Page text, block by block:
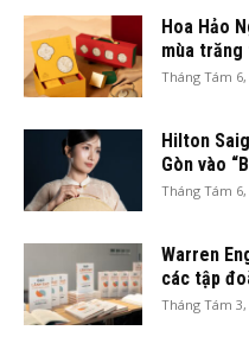
Hoa Hảo
mùa trăng
Tháng Tám 6,
Hilton
Gòn vào
Tháng Tám 6,
Warren
các tập
Tháng Tám 3,